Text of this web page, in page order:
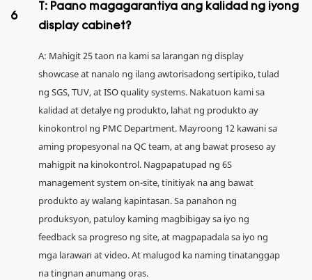
6
T: Paano magagarantiya ang kalidad ng iyong
display cabinet?
A: Mahigit 25 taon na kami sa larangan ng display
showcase at nanalo ng ilang awtorisadong sertipiko, tulad
ng SGS, TUV, at ISO quality systems. Nakatuon kami sa
kalidad at detalye ng produkto, lahat ng produkto ay
kinokontrol ng PMC Department. Mayroong 12 kawani sa
aming propesyonal na QC team, at ang bawat proseso ay
mahigpit na kinokontrol. Nagpapatupad ng 6S
management system on-site, tinitiyak na ang bawat
produkto ay walang kapintasan. Sa panahon ng
produksyon, patuloy kaming magbibigay sa iyo ng
feedback sa progreso ng site, at magpapadala sa iyo ng
mga larawan at video. At malugod ka naming tinatanggap
na tingnan anumang oras.